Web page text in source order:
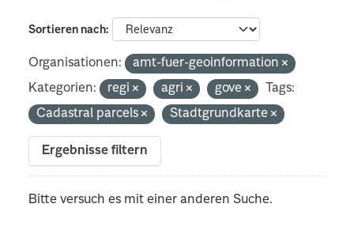
Sortieren nach
Organisationen:
amt-fuer-geoinformation
Kategorien:
regi agri gove
Tags:
Cadastral parcels
Stadtgrundkarte
Ergebnisse filtern
Bitte versuch es mit einer anderen Suche.